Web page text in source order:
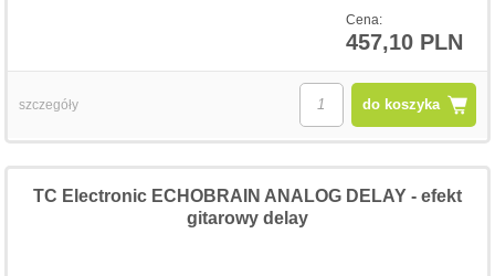
Cena:
457,10 PLN
do koszyka
szczegóły
TC Electronic ECHOBRAIN ANALOG DELAY - efekt
gitarowy delay